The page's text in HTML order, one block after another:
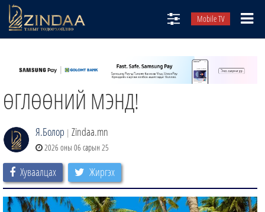
Mobile TV
ТВ8
ӨГЛӨӨНИЙ СОНИН
ЗИНДАА СЭТГҮҮЛ
ӨГЛӨӨНИЙ МЭНД!
Я.Болор | Zindaa.mn
2026 оны 06 сарын 25
Хуваалцах Жиргэх